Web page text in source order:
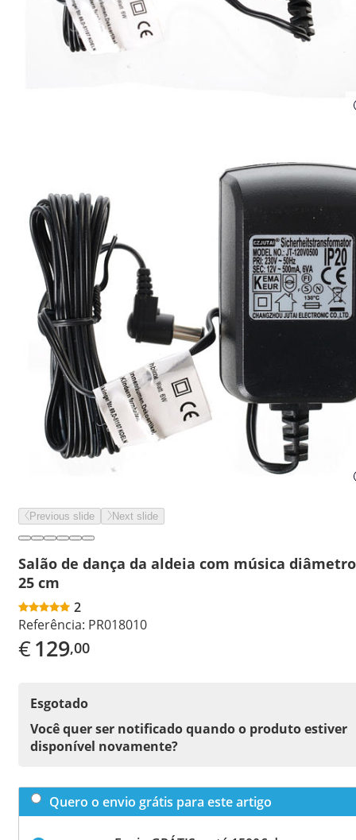
Previous slide Next slide
Salão de dança da aldeia com música diâmetro
25 cm
2
Referência: PR018010
€129,00
Esgotado
Você quer ser notificado quando o produto estiver
disponível novamente?
Quero o envio grátis para este artigo